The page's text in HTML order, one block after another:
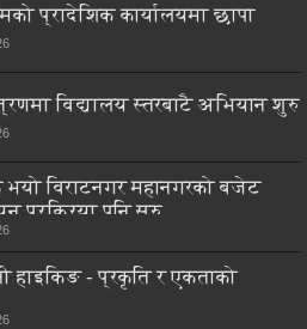
प्रादेशिक कार्यालयमा छापा
विद्यालय स्तरबाटै अभियान शुरु
विराटनगर महानगरको बजेट
प्रक्रिया पनि सुरु
हाइकिङ - प्रकृति र एकताको